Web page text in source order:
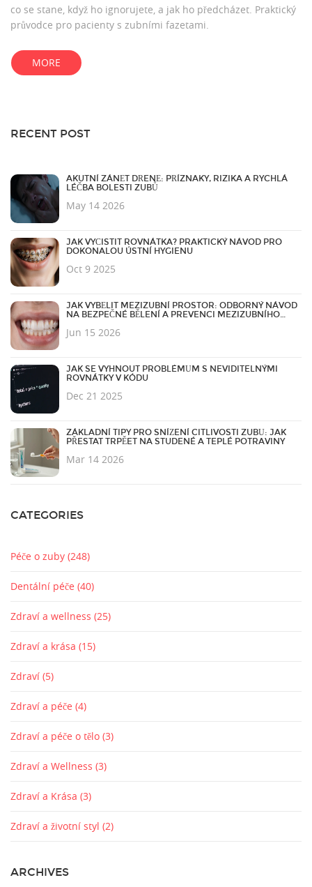
co se stane, když ho ignorujete, a jak ho předcházet. Praktický
průvodce pro pacienty s zubními fazetami.
MORE
RECENT POST
AKUTNÍ ZÁNĚT DŘENĚ: PŘÍZNAKY, RIZIKA A RYCHLÁ
LÉČBA BOLESTI ZUBŮ
May 14 2026
JAK VYČISTIT ROVNÁTKA? PRAKTICKÝ NÁVOD PRO
DOKONALOU ÚSTNÍ HYGIENU
Oct 9 2025
JAK VYBĚLIT MEZIZUBNÍ PROSTOR: ODBORNÝ NÁVOD
NA BEZPEČNÉ BĚLENÍ A PREVENCI MEZIZUBNÍHO
Jun 15 2026
JAK SE VYHNOUT PROBLÉMŮM S NEVIDITELNÝMI
ROVNÁTKY V KÓDU
Dec 21 2025
ZÁKLADNÍ TIPY PRO SNÍŽENÍ CITLIVOSTI ZUBŮ: JAK
PŘESTAT TRPĚET NA STUDENÉ A TEPLÉ POTRAVINY
Mar 14 2026
CATEGORIES
Péče o zuby (248)
Dentální péče (40)
Zdraví a wellness (25)
Zdraví a krása (15)
Zdraví (5)
Zdraví a péče (4)
Zdraví a péče o tělo (3)
Zdraví a Wellness (3)
Zdraví a Krása (3)
Zdraví a životní styl (2)
ARCHIVES